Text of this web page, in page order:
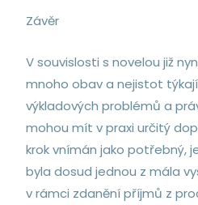
Závěr
V souvislosti s novelou již
mnoho obav a nejistot
výkladových problémů a
mohou mít v praxi určitý
krok vnímán jako potřebný,
byla dosud jednou z mála
v rámci zdanění příjmů z